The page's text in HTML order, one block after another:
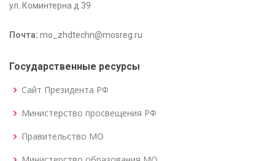
ул. Коминтерна д.39
Почта: mo_zhdtechn@mosreg.ru
Государственные ресурсы
Сайт Президента РФ
Министерство просвещения РФ
Правительство МО